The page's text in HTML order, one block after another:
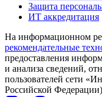
Защита
ИТ аккредитация
На информационном
рекомендательные
предоставления
и анализа сведений,
пользователей сети
Российской Федерации)